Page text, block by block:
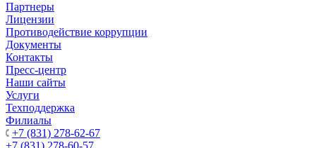
Партнеры
Лицензии
Противодействие коррупции
Документы
Контакты
Пресс-центр
Наши сайты
Услуги
Техподдержка
Филиалы
+7 (831) 278-62-67
+7 (831) 278-60-57